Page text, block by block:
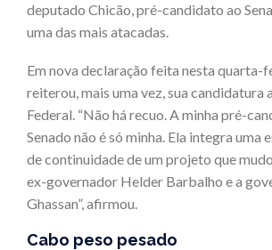
deputado Chicão, pré-candidato ao
uma das mais atacadas.
Em nova declaração feita nesta quarta-
reiterou, mais uma vez, sua candidatura
Federal. “Não há recuo. A minha pré-
Senado não é só minha. Ela integra uma
de continuidade de um projeto que
ex-governador Helder Barbalho e a
Ghassan”, afirmou.
Cabo peso pesado